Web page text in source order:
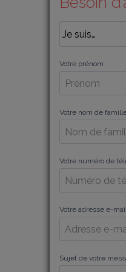
Votre prénom
Votre nom de
Votre numéro de
Votre adresse e-
Sujet de votre